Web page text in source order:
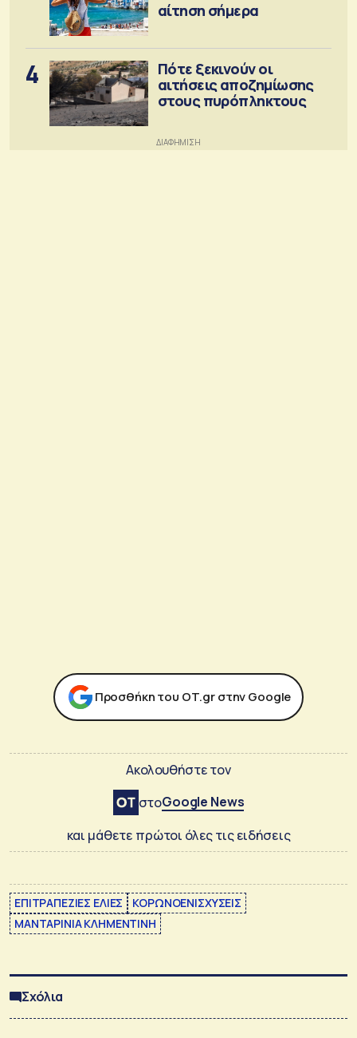
αίτηση σήμερα
4
Πότε ξεκινούν οι
αιτήσεις αποζημίωσης
στους πυρόπληκτους
Προσθήκη του ΟΤ.gr στην Google
Ακολουθήστε τον
στοGoogle News
και μάθετε πρώτοι όλες τις ειδήσεις
ΕΠΙΤΡΑΠΕΖΙΕΣ ΕΛΙΕΣ
ΚΟΡΩΝΟΕΝΙΣΧΥΣΕΙΣ
ΜΑΝΤΑΡΙΝΙΑ ΚΛΗΜΕΝΤΙΝΗ
Σχόλια